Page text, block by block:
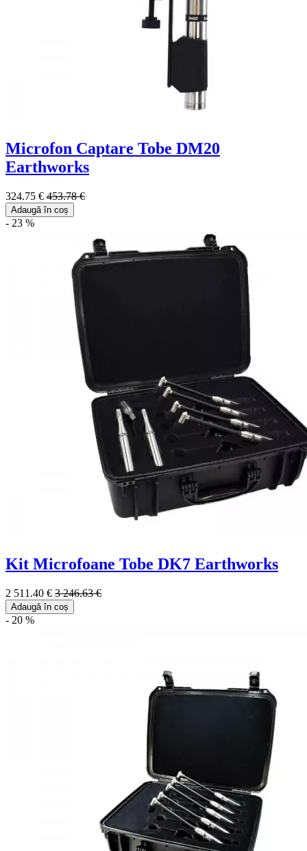
Microfon Captare Tobe DM20
Earthworks
324.75 € 453.78 €
Adaugă în coș
- 23 %
Kit Microfoane Tobe DK7 Earthworks
2 511.40 € 3 246.63 €
Adaugă în coș
- 20 %